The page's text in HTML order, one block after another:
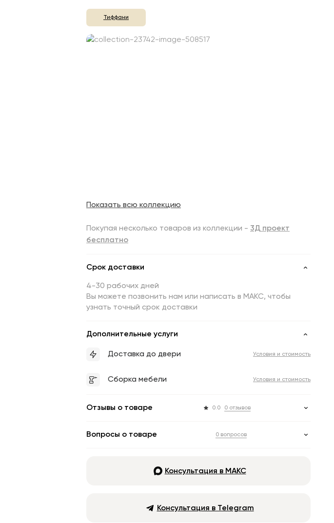
Тиффани
Показать всю коллекцию
Покупая несколько товаров из коллекции - 3Д проект
бесплатно
Срок доставки
4-30 рабочих дней
Вы можете позвонить нам или написать в МАКС, чтобы
узнать точный срок доставки
Дополнительные услуги
Доставка до двери Условия и стоимость
Сборка мебели Условия и стоимость
Отзывы о товаре 0.0 0 отзывов
Вопросы о товаре 0 вопросов
Консультация в МАКС
Консультация в Telegram